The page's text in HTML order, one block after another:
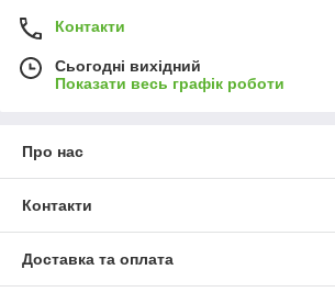
Контакти
Сьогодні вихідний
Показати весь графік роботи
Про нас
Контакти
Доставка та оплата